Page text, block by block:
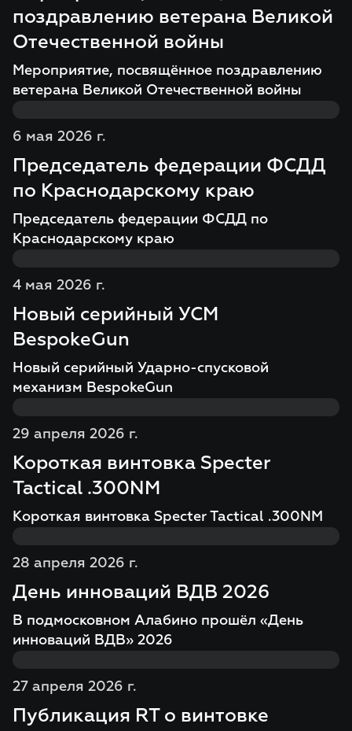
поздравлению ветерана Великой
Отечественной войны
Мероприятие, посвящённое поздравлению
ветерана Великой Отечественной войны
6 мая 2026 г.
Председатель федерации ФСДД
по Краснодарскому краю
Председатель федерации ФСДД по
Краснодарскому краю
4 мая 2026 г.
Новый серийный УСМ
BespokeGun
Новый серийный Ударно-спусковой
механизм BespokeGun
29 апреля 2026 г.
Короткая винтовка Specter
Tactical .300NM
Короткая винтовка Specter Tactical .300NM
28 апреля 2026 г.
День инноваций ВДВ 2026
В подмосковном Алабино прошёл «День
инноваций ВДВ» 2026
27 апреля 2026 г.
Публикация RT о винтовке